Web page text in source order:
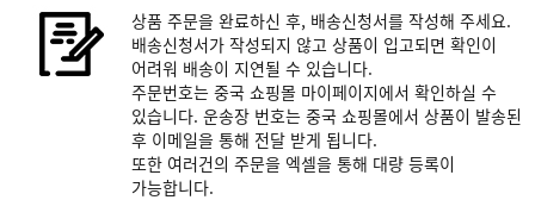
상품 주문을 완료하신 후, 배송신청서를 작성해 주세요.
배송신청서가 작성되지 않고 상품이 입고되면 확인이
어려워 배송이 지연될 수 있습니다.
주문번호는 중국 쇼핑몰 마이페이지에서 확인하실 수
있습니다. 운송장 번호는 중국 쇼핑몰에서 상품이 발송된
후 이메일을 통해 전달 받게 됩니다.
또한 여러건의 주문을 엑셀을 통해 대량 등록이
가능합니다.